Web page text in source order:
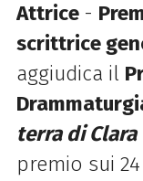
Attrice -
scrittrice
aggiudica il
terra di Clara
premio sui